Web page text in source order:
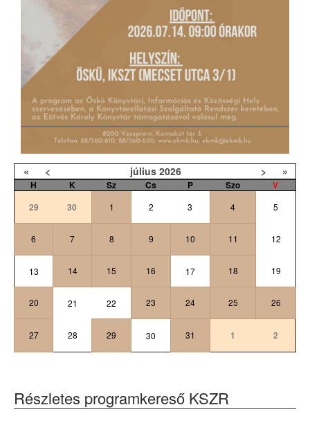
« < július 2026 > »
H K Sz Cs P Szo
V
29
30 1 2 3 4 5
6 7 8 9 10 11 12
13 14 15 16 17 18 19
20 21 22 23 24 25 26
27 28 29 30 31 1 2
Részletes programkereső KSZR